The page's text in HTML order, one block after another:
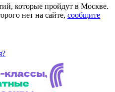
которые пройдут в Москве.
нет на сайте, сообщите